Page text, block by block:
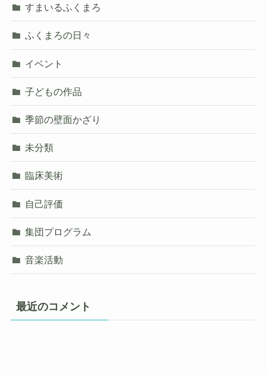
すまいるふくまろ
ふくまろの日々
イベント
子どもの作品
季節の壁面かざり
未分類
臨床美術
自己評価
集団プログラム
音楽活動
最近のコメント